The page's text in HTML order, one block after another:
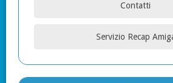
Contatti
Servizio Recap